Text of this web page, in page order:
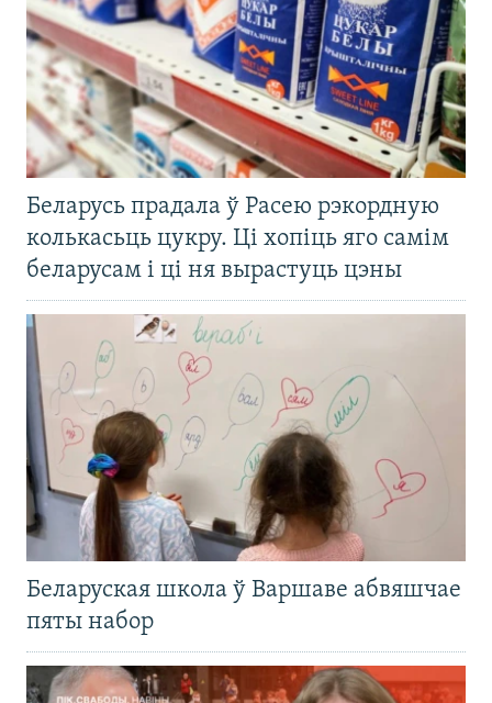
Беларусь прадала ў Расею рэкордную
колькасьць цукру. Ці хопіць яго самім
беларусам і ці ня вырастуць цэны
Беларуская школа ў Варшаве абвяшчае
пяты набор